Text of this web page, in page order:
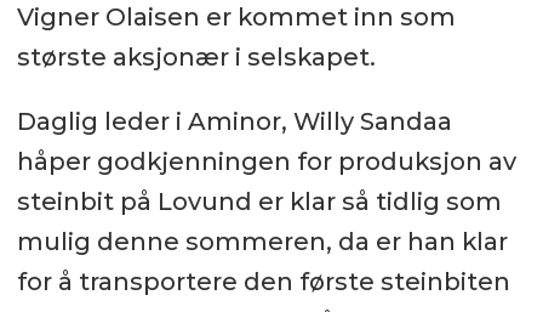
Vigner Olaisen er kommet inn som
største aksjonær i selskapet.
Daglig leder i Aminor, Willy Sandaa
håper godkjenningen for produksjon av
steinbit på Lovund er klar så tidlig som
mulig denne sommeren, da er han klar
for å transportere den første steinbiten